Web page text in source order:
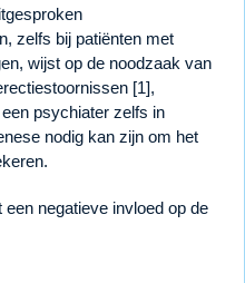
zelfs bij patiënten met
wijst op de noodzaak van
[1],
psychiater zelfs in
nodig kan zijn om het
negatieve invloed op de